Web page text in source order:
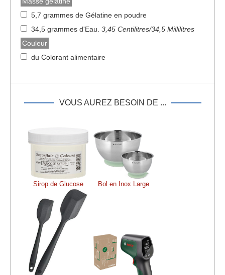
5,7 grammes de Gélatine en poudre
34,5 grammes d'Eau 3,45 Centilitres/34,5 Millilitres
Couleur
du Colorant alimentaire
VOUS AUREZ BESOIN DE ...
Sirop de Glucose Bol en Inox Large